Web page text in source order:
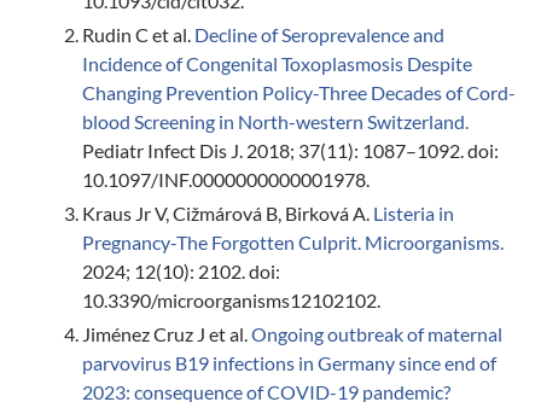
Rudin C et al. Decline of Seroprevalence and
Incidence of Congenital Toxoplasmosis Despite
Changing Prevention Policy-Three Decades of Cord-
blood Screening in North-western Switzerland.
Pediatr Infect Dis J. 2018; 37(11): 1087–1092. doi:
10.1097/INF.0000000000001978.
Kraus Jr V, Cižmárová B, Birková A. Listeria in
Pregnancy-The Forgotten Culprit. Microorganisms.
2024; 12(10): 2102. doi:
10.3390/microorganisms12102102.
Jiménez Cruz J et al. Ongoing outbreak of maternal
parvovirus B19 infections in Germany since end of
2023: consequence of COVID-19 pandemic?